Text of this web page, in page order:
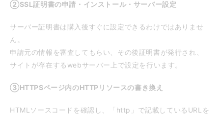
②SSL証明書の申請・インストール・サーバー設定
サーバー証明書は購入後すぐに設定できるわけではありませ
ん。
申請元の情報を審査してもらい、その後証明書が発行され、
サイトが存在するwebサーバー上で設定を行います。
③HTTPSページ内のHTTPリソースの書き換え
HTMLソースコードを確認し、「http」で記載しているURLを